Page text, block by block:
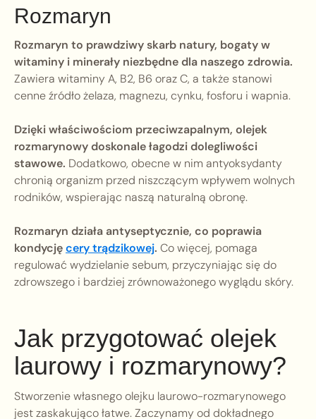
Rozmaryn
Rozmaryn to prawdziwy skarb natury, bogaty w
witaminy i minerały niezbędne dla naszego zdrowia.
Zawiera witaminy A, B2, B6 oraz C, a także stanowi
cenne źródło żelaza, magnezu, cynku, fosforu i wapnia.
Dzięki właściwościom przeciwzapalnym, olejek
rozmarynowy doskonale łagodzi dolegliwości
stawowe. Dodatkowo, obecne w nim antyoksydanty
chronią organizm przed niszczącym wpływem wolnych
rodników, wspierając naszą naturalną obronę.
Rozmaryn działa antyseptycznie, co poprawia
kondycjęcery trądzikowej. Co więcej, pomaga
regulować wydzielanie sebum, przyczyniając się do
zdrowszego i bardziej zrównoważonego wyglądu skóry.
Jak przygotować olejek
laurowy i rozmarynowy?
Stworzenie własnego olejku laurowo-rozmarynowego
jest zaskakująco łatwe. Zaczynamy od dokładnego